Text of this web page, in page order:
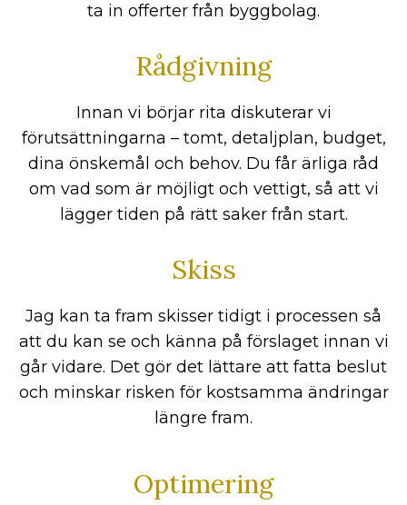
ta in offerter från byggbolag.
Rådgivning
Innan vi börjar rita diskuterar vi
förutsättningarna – tomt, detaljplan, budget,
dina önskemål och behov. Du får ärliga råd
om vad som är möjligt och vettigt, så att vi
lägger tiden på rätt saker från start.
Skiss
Jag kan ta fram skisser tidigt i processen så
att du kan se och känna på förslaget innan vi
går vidare. Det gör det lättare att fatta beslut
och minskar risken för kostsamma ändringar
längre fram.
Optimering